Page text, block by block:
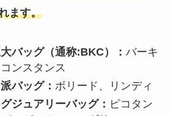
ます。
バッグ（通称:BKC）：バーキ
ンスタンス
バッグ： ボリード、リンディ
ジュアリーバッグ： ピコタン